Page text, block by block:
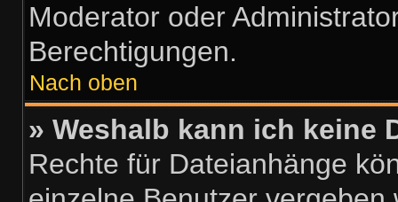
Moderator oder
Berechtigungen.
Nach oben
» Weshalb kann ich keine
Rechte für Dateianhänge